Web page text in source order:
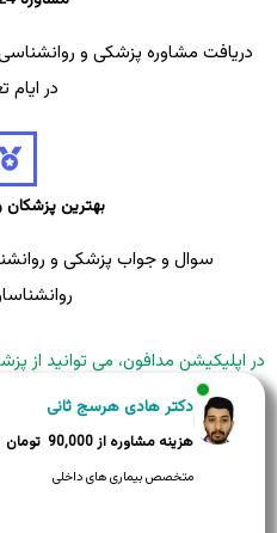
دریافت مشاوره پزشکی و
در
بهترین پزشکان
سوال و جواب پزشکی و
در اپلیکیشن مدافون، می توانید از
دکتر هادی هرسج ثانی
90,000
متخصص بیماری های داخلی